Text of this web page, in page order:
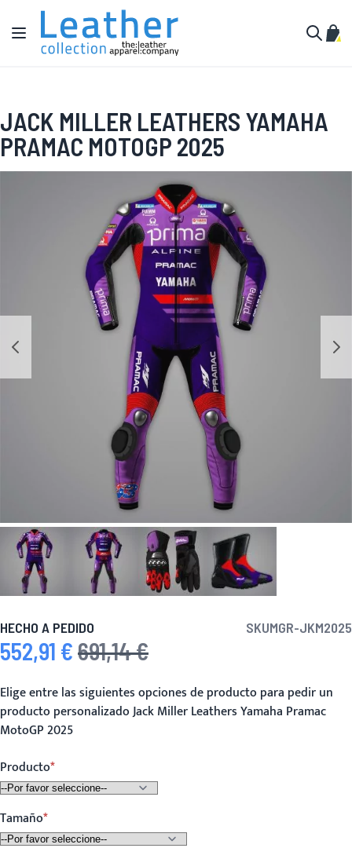
Ir al contenido
Toggle Nav
Mi
JACK MILLER LEATHERS YAMAHA
PRAMAC MOTOGP 2025
HECHO A PEDIDO SKUMGR-JKM2025
Precio especial
552,91 € Precio habitual
691,14 €
Elige entre las siguientes opciones de producto para pedir un
producto personalizado Jack Miller Leathers Yamaha Pramac
MotoGP 2025
Producto
Tamaño